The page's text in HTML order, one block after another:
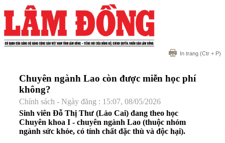
In trang (Ctr + P)
Chuyên ngành Lao còn được miễn học phí
không?
Chính sách - Ngày đăng : 15:07, 08/05/2026
Sinh viên Đỗ Thị Thư (Lào Cai) đang theo học
Chuyên khoa I - chuyên ngành Lao (thuộc nhóm
ngành sức khỏe, có tính chất đặc thù và độc hại).